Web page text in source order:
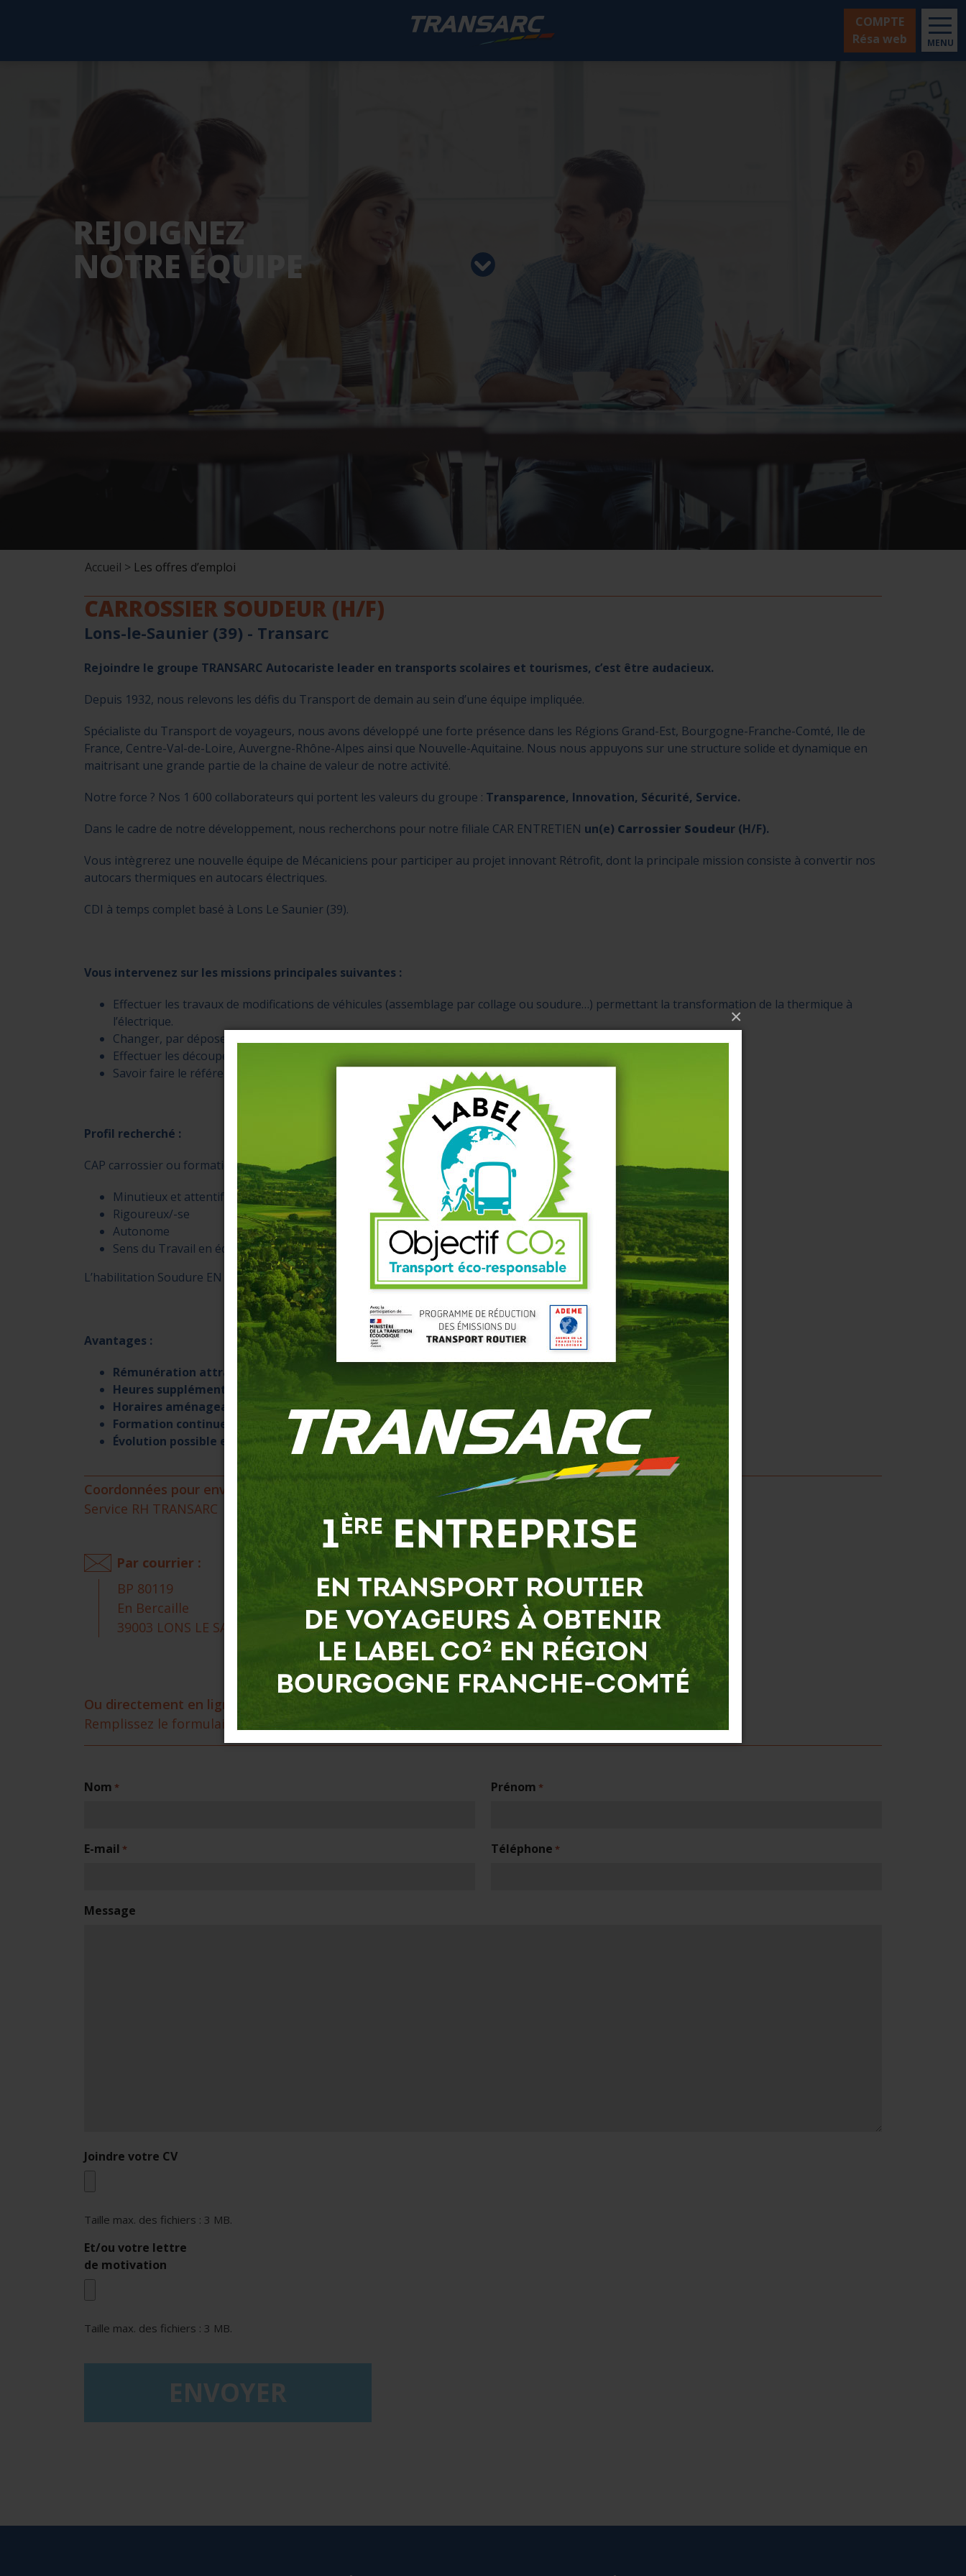
×
MENU
COMPTE
Résa web
REJOIGNEZ
NOTRE ÉQUIPE
Accueil > Les offres d’emploi
CARROSSIER SOUDEUR (H/F)
Lons-le-Saunier (39) - Transarc
Rejoindre le groupe TRANSARC Autocariste leader en transports scolaires et tourismes, c’est être audacieux.
Depuis 1932, nous relevons les défis du Transport de demain au sein d’une équipe impliquée.
Spécialiste du Transport de voyageurs, nous avons développé une forte présence dans les Régions Grand-Est, Bourgogne-Franche-Comté, Ile de
France, Centre-Val-de-Loire, Auvergne-Rhône-Alpes ainsi que Nouvelle-Aquitaine. Nous nous appuyons sur une structure solide et dynamique en
maitrisant une grande partie de la chaine de valeur de notre activité.
Notre force ? Nos 1 600 collaborateurs qui portent les valeurs du groupe : Transparence, Innovation, Sécurité, Service.
Dans le cadre de notre développement, nous recherchons pour notre filiale CAR ENTRETIEN un(e) Carrossier Soudeur (H/F).
Vous intègrerez une nouvelle équipe de Mécaniciens pour participer au projet innovant Rétrofit, dont la principale mission consiste à convertir nos
autocars thermiques en autocars électriques.
CDI à temps complet basé à Lons Le Saunier (39).
Vous intervenez sur les missions principales suivantes :
Effectuer les travaux de modifications de véhicules (assemblage par collage ou soudure…) permettant la transformation de la thermique à
l’électrique.
Changer, par dépose et pose, une ou des parties de carrosserie et réaliser le réglage des éléments, équipements
Effectuer les découpes, les soudures, les transformations de châssis permettant l’adaptation du véhicule
Savoir faire le référencement des pièces
Profil recherché :
CAP carrossier ou formation en soudure
Minutieux et attentif aux respects des procédures
Rigoureux/-se
Autonome
Sens du Travail en équipe.
L’habilitation Soudure EN ISO 9606-1 serait un plus
Avantages :
Rémunération attractive
+ primes.
Heures supplémentaires rémunérées ou récupérées
Horaires aménageables
Formation continue
Évolution possible en interne
Coordonnées pour envoyer votre CV et lettre de motivation :
Service RH TRANSARC
Par courrier :
BP 80119
En Bercaille
39003 LONS LE SAUNIER CEDEX
recrutement@transarc.fr
Ou directement en ligne :
Remplissez le formulaire suivant
Nom * Prénom *
E-mail * Téléphone *
Message
Joindre votre CV
Taille max. des fichiers : 3 MB.
Et/ou votre lettre
de motivation
Taille max. des fichiers : 3 MB.